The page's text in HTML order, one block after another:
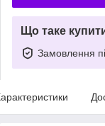
Що таке
Замовлення